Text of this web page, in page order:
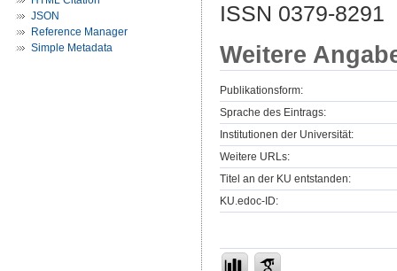
JSON
Reference Manager
Simple Metadata
ISSN 0379-8291
Weitere
Publikationsform:
Sprache des Eintrags:
Institutionen der Universität:
Weitere URLs:
Titel an der KU entstanden:
KU.edoc-ID: